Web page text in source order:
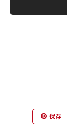
保存